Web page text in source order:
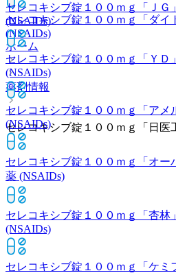
セレコキシブ錠１００ｍｇ「ダイ
(NSAIDs)
ホーム
薬剤情報
セレコキシブ錠１００ｍｇ「日医
セレコキシブ錠１００ｍｇ「ＪＧ」
(NSAIDs)
セレコキシブ錠１００ｍｇ「ＹＤ」
(NSAIDs)
セレコキシブ錠１００ｍｇ「アメ
(NSAIDs)
セレコキシブ錠１００ｍｇ「オー
薬 (NSAIDs)
セレコキシブ錠１００ｍｇ「杏林」
(NSAIDs)
セレコキシブ錠１００ｍｇ「ケミ